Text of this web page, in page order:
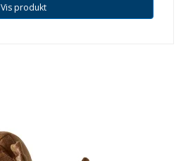
Vis produkt